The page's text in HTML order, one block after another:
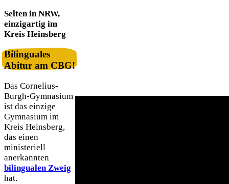
Selten in NRW,
einzigartig im
Kreis Heinsberg
Bilinguales
Abitur am CBG!
Das Cornelius-
Burgh-Gymnasium
ist das einzige
Gymnasium im
Kreis Heinsberg,
das einen
ministeriell
anerkannten
bilingualen Zweig
hat.